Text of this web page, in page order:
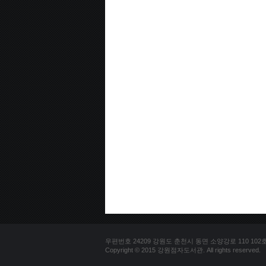
우편번호 24209 강원도 춘천시 동면 소양강로 110 102
Copyright © 2015 강원점자도서관. All rights reserved.